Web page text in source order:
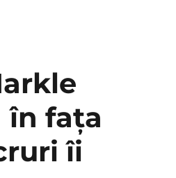
în faţa
îi